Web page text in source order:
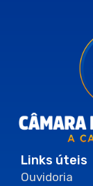
Links úteis
Ouvidoria